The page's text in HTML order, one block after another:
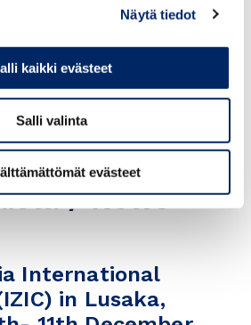
Näytä tiedot
kaikki evästeet
Salli valinta
evästeet
20.8.
/ News
International
in Lusaka,